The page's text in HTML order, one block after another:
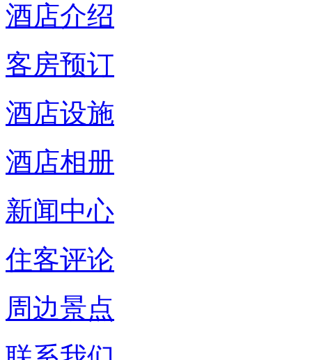
酒店介绍
客房预订
酒店设施
酒店相册
新闻中心
住客评论
周边景点